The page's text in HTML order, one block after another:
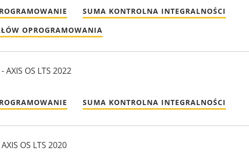
SUMA KONTROLNA INTEGRALNOŚCI
OPROGRAMOWANIA
OS LTS 2022
SUMA KONTROLNA INTEGRALNOŚCI
OS LTS 2020